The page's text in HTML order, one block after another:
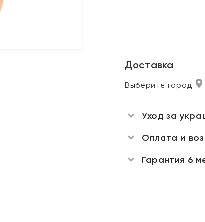
Доставка
Выберите город
Уход за
Оплата и
Гарантия 6